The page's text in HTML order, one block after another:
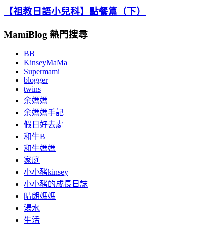
【祖教日語小兒科】點餐篇（下）
MamiBlog 熱門搜尋
BB
KinseyMaMa
Supermami
blogger
twins
余媽媽
余媽媽手記
假日好去處
和牛B
和牛媽媽
家庭
小小豬kinsey
小小豬的成長日誌
晴朗媽媽
湯水
生活